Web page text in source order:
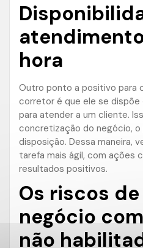
hora
Outro ponto a positivo para
corretor é que ele se
para atender a um cliente.
concretização do negócio, o
disposição. Dessa maneira,
tarefa mais ágil, com ações
resultados positivos.
Os riscos
negócio
não